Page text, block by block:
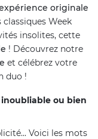
originale
Week
insolites, cette
! Découvrez notre
et célébrez votre
duo !
ou bien
Voici les mots